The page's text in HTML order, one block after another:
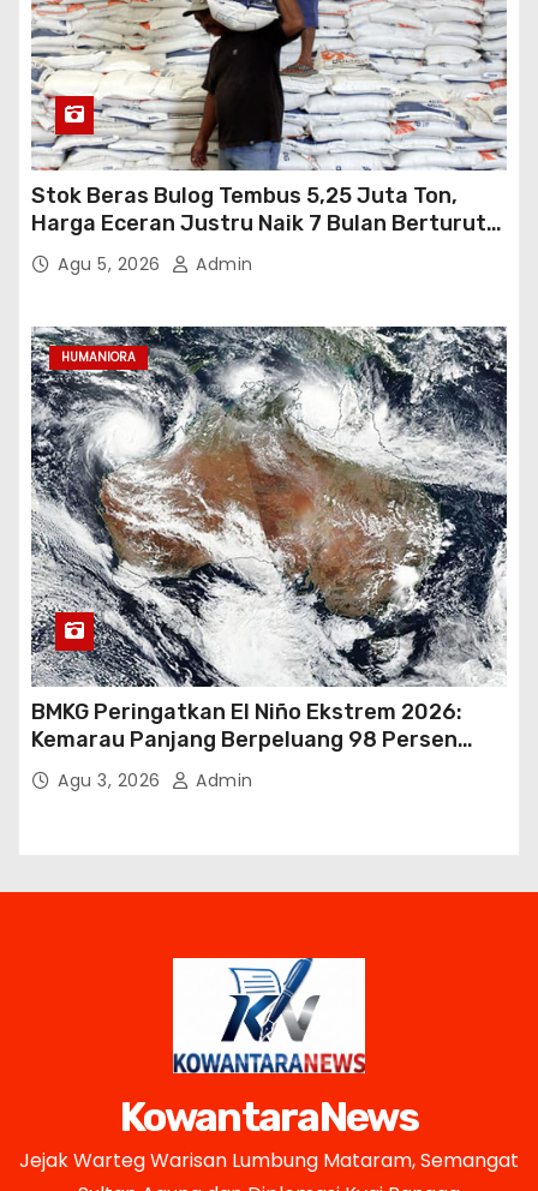
Stok Beras Bulog Tembus 5,25 Juta Ton,
Harga Eceran Justru Naik 7 Bulan Berturut-
TurutAgu 5, 2026 Admin
HUMANIORA
BMKG Peringatkan El Niño Ekstrem 2026:
Kemarau Panjang Berpeluang 98 Persen
hingga Awal 2027
Agu 3, 2026 Admin
KowantaraNews
Jejak Warteg Warisan Lumbung Mataram, Semangat